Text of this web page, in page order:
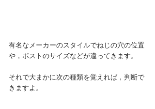
有名なメーカーのスタイルでねじの穴の位置
や，ポストのサイズなどが違ってきます。
それで大まかに次の種類を覚えれば，判断で
きますよ。